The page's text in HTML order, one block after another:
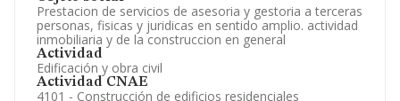
Prestacion de servicios de asesoria y gestoria a terceras
personas, fisicas y juridicas en sentido amplio. actividad
inmobiliaria y de la construccion en general
Actividad
Edificación y obra civil
Actividad CNAE
4101 - Construcción de edificios residenciales